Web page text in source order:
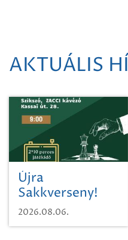
AKTUÁLIS
Újra
Sakkverseny!
2026.08.06.